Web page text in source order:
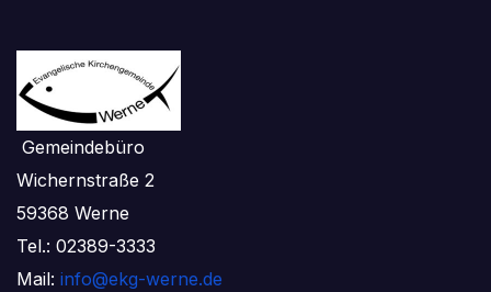
Gemeindebüro
Wichernstraße 2
59368 Werne
Tel.: 02389-3333
Mail: info@ekg-werne.de